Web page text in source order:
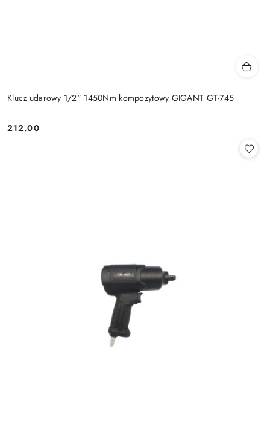
Klucz udarowy 1/2" 1450Nm kompozytowy GIGANT GT-745
Cena:
212.00